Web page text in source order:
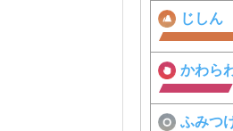
じしん
かわら
ふみつ